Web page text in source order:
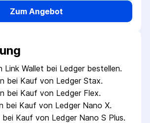
Zum Angebot
Link Wallet bei Ledger bestellen.
bei Kauf von Ledger Stax.
bei Kauf von Ledger Flex.
bei Kauf von Ledger Nano X.
Kauf von Ledger Nano S Plus.